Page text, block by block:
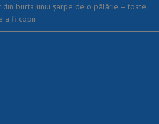
burta unui șarpe de o pălărie – toate
a fi copii.